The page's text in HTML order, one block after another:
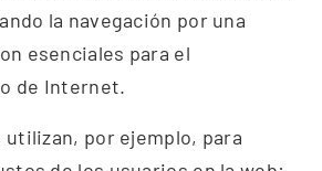
la navegación por una
esenciales para el
de Internet.
utilizan, por ejemplo, para